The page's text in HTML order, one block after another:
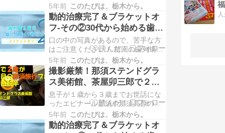
プリのドリームス…
た。 いつもより時間があるというこ
とで遠くに出かけたいねと話し合っ
た結果、奥日光まで日帰り旅行で
す。 あまり体力に自信がありません
が、美味しいものを食べて自然の中
を散策できればなと思っています。
さて、みなさんご存知の…
5年前 このたびは、栃木から。
動的治療完了＆ブラケットオ
フ-その②30代から始める歯列
矯正【矯正開始99週目】
口の中の写真があるので、苦手な方
はご注意ください！ 前回の歯列矯正
レポート記事はこちら↓ 動的治療完
了＆ブラケットオフ-その①30代から
始める歯列矯正【矯正開始99週目】
今回は前回の記事の続きです！ 前回
はブラケットオフ当日午前中編でし
たが、今回はブラケットオフ当日午
後編です！…
5年前 このたびは、栃木から。
撮影厳禁！那須ステンドグラ
ス美術館、茶屋卯三郎で２歳
のおこわランチ（２回目の那
須旅行）
息子が１歳から３歳までお世話にな
ったエピナール那須や那須高原の思
い出を振り返ってみようと思いま
す。 エピナール那須とはどんなホテ
ルかこちらにまとめました。 栃木で
5年前 このたびは、栃木から。
動的治療完了＆ブラケットオ